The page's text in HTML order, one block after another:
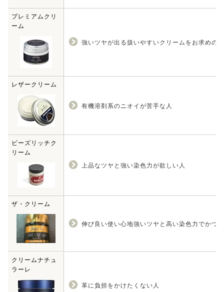
プレミアムクリ
ーム
強いツヤが出る扱いやすいクリームをお求めの人
レザークリーム
有機溶剤系のニオイが苦手な人
ビーズリッチク
リーム
上品なツヤと強い染色力が欲しい人
ザ・クリーム
伸び良い使い心地強いツヤと高い染色力でかつ
クリームナチュ
ラーレ
革に負担をかけたくない人